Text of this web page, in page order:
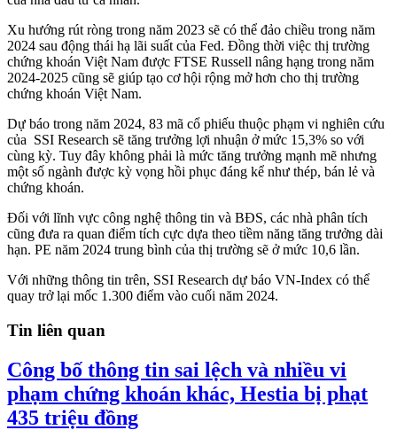
Xu hướng rút ròng trong năm 2023 sẽ có thể đảo chiều trong năm
2024 sau động thái hạ lãi suất của Fed. Đồng thời việc thị trường
chứng khoán Việt Nam được FTSE Russell nâng hạng trong năm
2024-2025 cũng sẽ giúp tạo cơ hội rộng mở hơn cho thị trường
chứng khoán Việt Nam.
Dự báo trong năm 2024, 83 mã cổ phiếu thuộc phạm vi nghiên cứu
của SSI Research sẽ tăng trưởng lợi nhuận ở mức 15,3% so với
cùng kỳ. Tuy đây không phải là mức tăng trưởng mạnh mẽ nhưng
một số ngành được kỳ vọng hồi phục đáng kể như thép, bán lẻ và
chứng khoán.
Đối với lĩnh vực công nghệ thông tin và BĐS, các nhà phân tích
cũng đưa ra quan điểm tích cực dựa theo tiềm năng tăng trưởng dài
hạn. PE năm 2024 trung bình của thị trường sẽ ở mức 10,6 lần.
Với những thông tin trên, SSI Research dự báo VN-Index có thể
quay trở lại mốc 1.300 điểm vào cuối năm 2024.
Tin liên quan
Công bố thông tin sai lệch và nhiều vi
phạm chứng khoán khác, Hestia bị phạt
435 triệu đồng